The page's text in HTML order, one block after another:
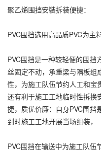
聚乙烯围挡安裝拆装便捷：
PVC围挡选用高品质PVC为主
PVC围挡是一种较轻便的围
丝固定不动，承重梁与隔板
性，为施工队伍节约人工和宝
还有利于施工工地临时性拆换
捷，质优价廉：自身PVC围挡
到时施工工地开展当场组装，
PVC围挡在输送中为施工队伍